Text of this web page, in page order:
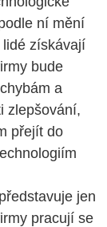
ní mění
získávají
bude
a
zlepšování,
přejít do
jen
pracují se